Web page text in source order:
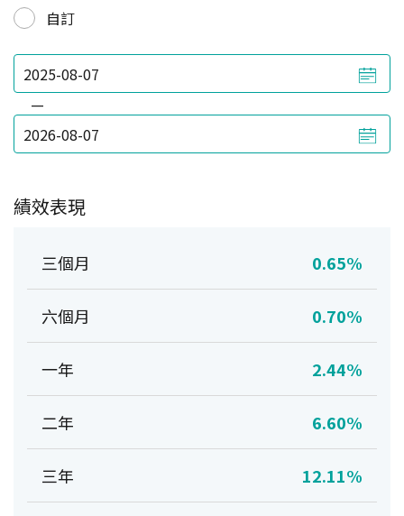
自訂
—
績效表現
三個月 0.65%
六個月 0.70%
一年 2.44%
二年 6.60%
三年 12.11%